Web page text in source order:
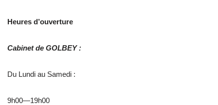
Heures d’ouverture
Cabinet de GOLBEY :
Du Lundi au Samedi :
9h00—19h00